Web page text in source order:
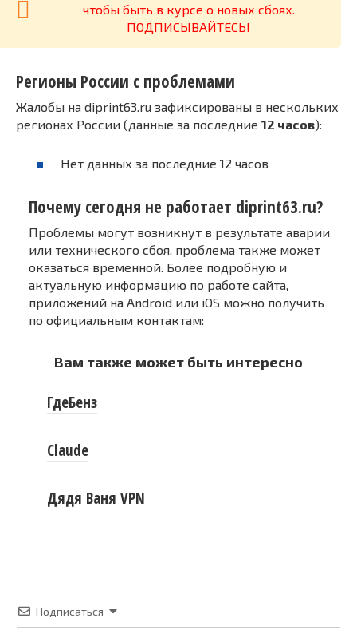
чтобы быть в курсе о новых сбоях.
ПОДПИСЫВАЙТЕСЬ!
Регионы России с проблемами
Жалобы на diprint63.ru зафиксированы в нескольких
регионах России (данные за последние 12 часов):
Нет данных за последние 12 часов
Почему сегодня не работает diprint63.ru?
Проблемы могут возникнут в результате аварии
или технического сбоя, проблема также может
оказаться временной. Более подробную и
актуальную информацию по работе сайта,
приложений на Android или iOS можно получить
по официальным контактам:
Вам также может быть интересно
ГдеБенз
Claude
Дядя Ваня VPN
Подписаться